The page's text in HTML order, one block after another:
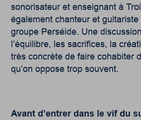
sonorisateur et enseignant à
également chanteur et guitariste
groupe Perséide. Une
l’équilibre, les sacrifices, la
très concrète de faire cohabiter
qu’on oppose trop souvent.
Avant d’entrer dans le vif du